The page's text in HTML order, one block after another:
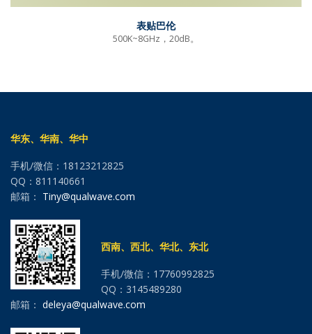
表贴巴伦
500K~8GHz，20dB。
华东、华南、华中
手机/微信：18123212825
QQ：811140661
邮箱： Tiny@qualwave.com
西南、西北、华北、东北
手机/微信：17760992825
QQ：3145489280
邮箱： deleya@qualwave.com